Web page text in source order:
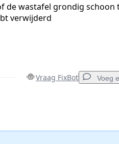
de wastafel grondig schoon
verwijderd
Vraag FixBot Voeg